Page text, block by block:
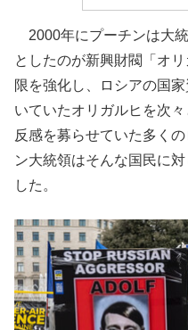
2000年にプーチンは大
としたのが新興財閥「オ
限を強化し、ロシアの国
いていたオリガルヒを次
反感を募らせていた多く
ン大統領はそんな国民に
した。